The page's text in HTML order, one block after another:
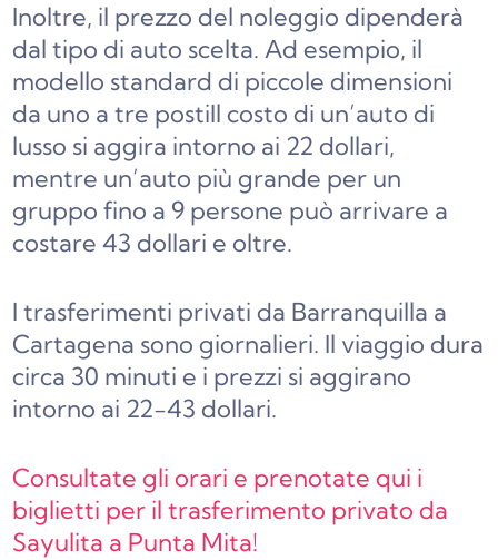
Inoltre, il prezzo del noleggio dipenderà
dal tipo di auto scelta. Ad esempio, il
modello standard di piccole dimensioni
da uno a tre postiIl costo di un’auto di
lusso si aggira intorno ai 22 dollari,
mentre un’auto più grande per un
gruppo fino a 9 persone può arrivare a
costare 43 dollari e oltre.
I trasferimenti privati da Barranquilla a
Cartagena sono giornalieri. Il viaggio dura
circa 30 minuti e i prezzi si aggirano
intorno ai 22-43 dollari.
Consultate gli orari e prenotate qui i
biglietti per il trasferimento privato da
Sayulita a Punta Mita!